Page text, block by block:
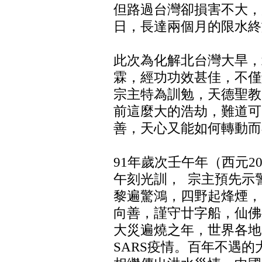
但路過台灣卻損害不大
日，長達兩個月的限水
此次為化解北台灣大旱
霖，經功功效甚佳，不
宗主特為訓勉，天德聖
前這麼大的浩劫，難道
善，天心又能如何轉動
91年歲次壬午年（西元
午刻光訓， 宗主預先示
黎遍驚鴻，四野起烽煙
向善，謹守廿字船，仙
大災遍燒之年，世界各
SARS疫情。百年不遇